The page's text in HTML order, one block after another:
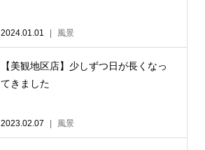
2024.01.01 風景
【美観地区店】少しずつ日が長くなっ
てきました
2023.02.07 風景